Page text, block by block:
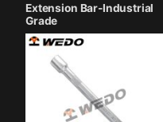
Extension Bar-Industrial
Grade